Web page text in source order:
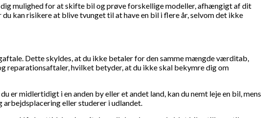
mulighed for at skifte bil og prøve forskellige modeller, afhængigt af dit
kan risikere at blive tvunget til at have en bil i flere år, selvom det ikke
Dette skyldes, at du ikke betaler for den samme mængde værditab,
reparationsaftaler, hvilket betyder, at du ikke skal bekymre dig om
er midlertidigt i en anden by eller et andet land, kan du nemt leje en bil, mens
eller studerer i udlandet.